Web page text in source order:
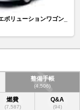
ボリューションワゴン_
整備手帳
(4,506)
燃費
(7,587)
Q&A
(94)